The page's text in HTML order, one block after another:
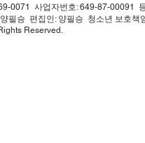
0071 사업자번호: 649-87-00091
필승 편집인: 양필승 청소년 보호
Reserved.